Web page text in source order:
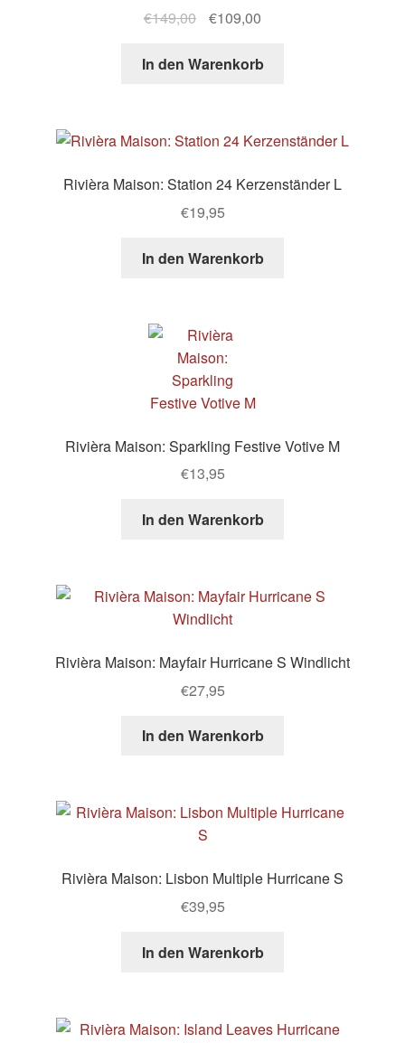
€149,00
Ursprünglicher
war:
€109,00Aktueller
ist:
In den Warenkorb
Rivièra Maison: Station 24 Kerzenständer L
€19,95
In den Warenkorb
Rivièra Maison: Sparkling Festive Votive M
€13,95
In den Warenkorb
Rivièra Maison: Mayfair Hurricane S Windlicht
€27,95
In den Warenkorb
Rivièra Maison: Lisbon Multiple Hurricane S
€39,95
In den Warenkorb